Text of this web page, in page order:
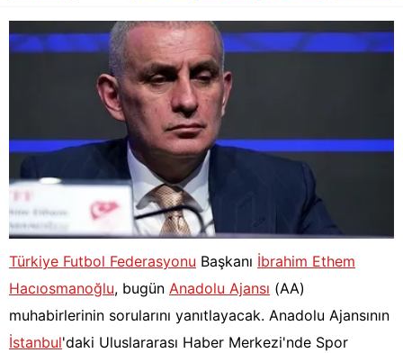
Türkiye Futbol Federasyonu Başkanı İbrahim Ethem
Hacıosmanoğlu, bugün Anadolu Ajansı (AA)
muhabirlerinin sorularını yanıtlayacak. Anadolu Ajansının
İstanbul'daki Uluslararası Haber Merkezi'nde Spor